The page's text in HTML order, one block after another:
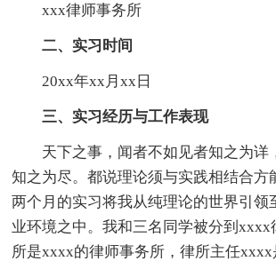
xxx律师事务所
二、实习时间
20xx年xx月xx日
三、实习经历与工作表现
天下之事，闻者不如见者知之为详
知之为尽。都说理论须与实践相结合方
两个月的实习将我从纯理论的世界引领
业环境之中。我和三名同学被分到xxxx
所是xxxx的律师事务所，律所主任